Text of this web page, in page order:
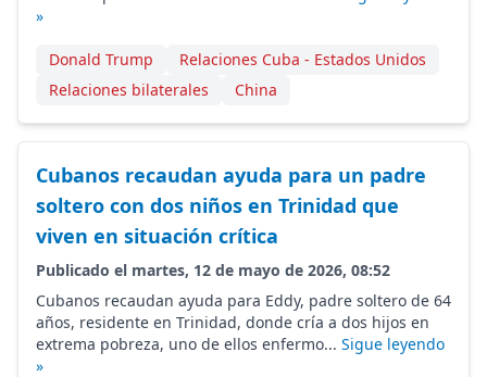
»
Donald Trump
Relaciones Cuba - Estados Unidos
Relaciones bilaterales
China
Cubanos recaudan ayuda para un padre
soltero con dos niños en Trinidad que
viven en situación crítica
Publicado el martes, 12 de mayo de 2026, 08:52
Cubanos recaudan ayuda para Eddy, padre soltero de 64
años, residente en Trinidad, donde cría a dos hijos en
extrema pobreza, uno de ellos enfermo... Sigue leyendo
»